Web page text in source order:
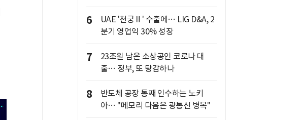
6
UAE '천궁Ⅱ' 수출에… LIG D&A, 2
분기 영업익 30% 성장
7
23조원 남은 소상공인 코로나 대
출… 정부, 또 탕감하나
8
반도체 공장 통째 인수하는 노키
아… "메모리 다음은 광통신 병목"